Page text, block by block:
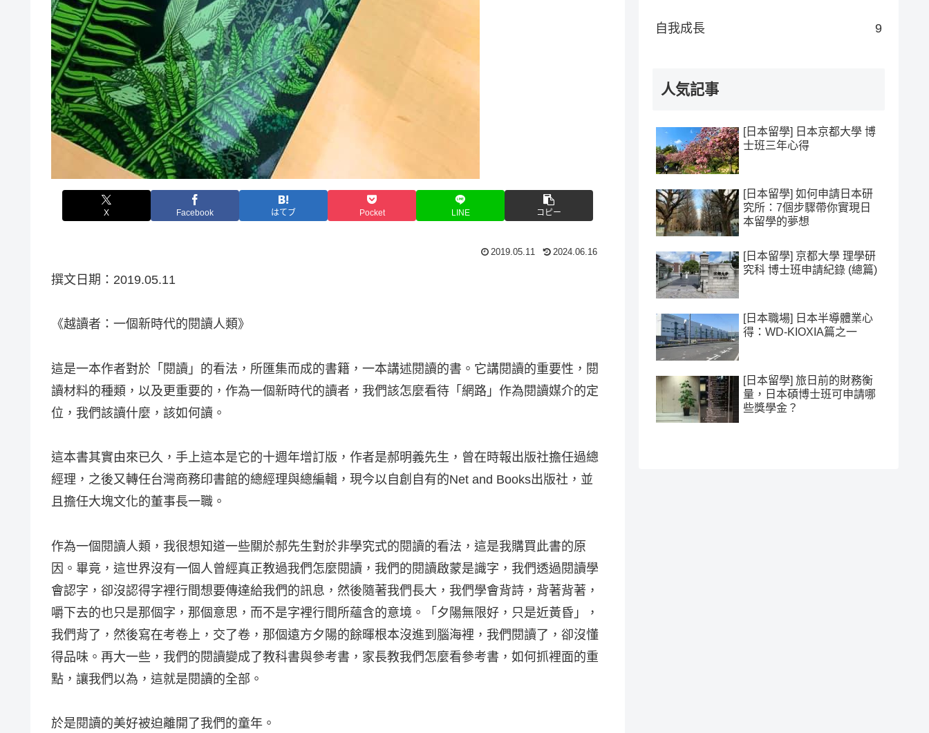
X Facebook はてブ Pocket LINE コピー
2019.05.11 2024.06.16
撰文日期：2019.05.11
《越讀者：一個新時代的閱讀人類》
這是一本作者對於「閱讀」的看法，所匯集而成的書籍，一本講述閱讀的書。它講閱讀的重要性，閱
讀材料的種類，以及更重要的，作為一個新時代的讀者，我們該怎麼看待「網路」作為閱讀媒介的定
位，我們該讀什麼，該如何讀。
這本書其實由來已久，手上這本是它的十週年增訂版，作者是郝明義先生，曾在時報出版社擔任過總
經理，之後又轉任台灣商務印書館的總經理與總編輯，現今以自創自有的Net and Books出版社，並
且擔任大塊文化的董事長一職。
作為一個閱讀人類，我很想知道一些關於郝先生對於非學究式的閱讀的看法，這是我購買此書的原
因。畢竟，這世界沒有一個人曾經真正教過我們怎麼閱讀，我們的閱讀啟蒙是識字，我們透過閱讀學
會認字，卻沒認得字裡行間想要傳達給我們的訊息，然後隨著我們長大，我們學會背詩，背著背著，
嚼下去的也只是那個字，那個意思，而不是字裡行間所蘊含的意境。「夕陽無限好，只是近黃昏」，
我們背了，然後寫在考卷上，交了卷，那個遠方夕陽的餘暉根本沒進到腦海裡，我們閱讀了，卻沒懂
得品味。再大一些，我們的閱讀變成了教科書與參考書，家長教我們怎麼看參考書，如何抓裡面的重
點，讓我們以為，這就是閱讀的全部。
於是閱讀的美好被迫離開了我們的童年。
自我成長 9
人気記事
[日本留學] 日本京都大學 博
士班三年心得
[日本留學] 如何申請日本研
究所：7個步驟帶你實現日
本留學的夢想
[日本留學] 京都大學 理學研
究科 博士班申請紀錄 (總篇)
[日本職場] 日本半導體業心
得：WD-KIOXIA篇之一
[日本留學] 旅日前的財務衡
量，日本碩博士班可申請哪
些獎學金？